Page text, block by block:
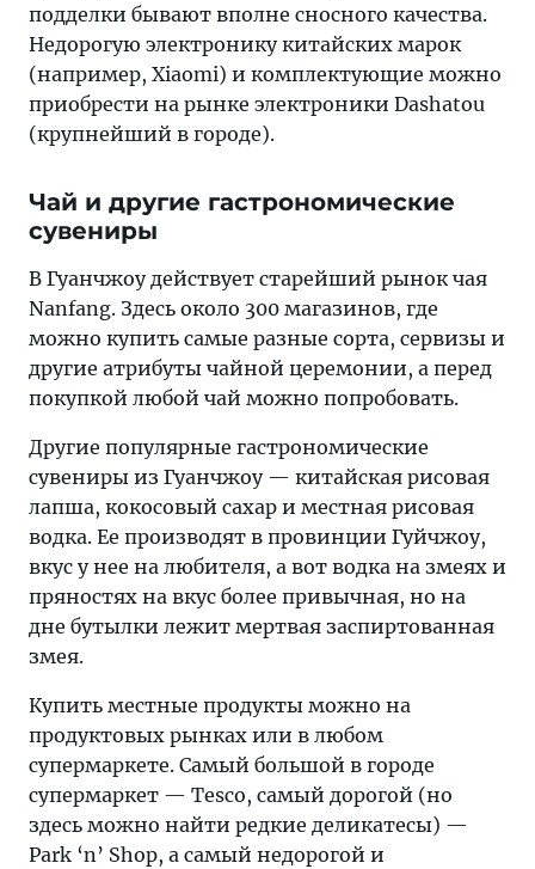
подделки бывают вполне сносного качества.
Недорогую электронику китайских марок
(например, Xiaomi) и комплектующие можно
приобрести на рынке электроники Dashatou
(крупнейший в городе).
Чай и другие гастрономические
сувениры
В Гуанчжоу действует старейший рынок чая
Nanfang. Здесь около 300 магазинов, где
можно купить самые разные сорта, сервизы и
другие атрибуты чайной церемонии, а перед
покупкой любой чай можно попробовать.
Другие популярные гастрономические
сувениры из Гуанчжоу — китайская рисовая
лапша, кокосовый сахар и местная рисовая
водка. Ее производят в провинции Гуйчжоу,
вкус у нее на любителя, а вот водка на змеях и
пряностях на вкус более привычная, но на
дне бутылки лежит мертвая заспиртованная
змея.
Купить местные продукты можно на
продуктовых рынках или в любом
супермаркете. Самый большой в городе
супермаркет — Tesco, самый дорогой (но
здесь можно найти редкие деликатесы) —
Park ‘n’ Shop, а самый недорогой и